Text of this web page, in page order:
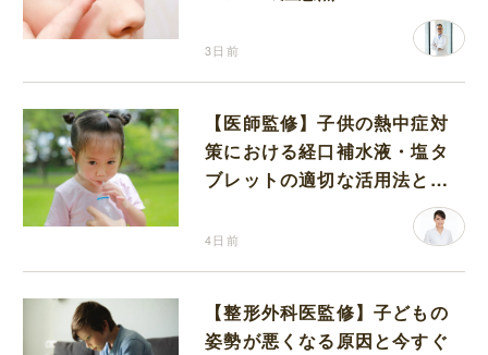
3日前
【医師監修】子供の熱中症対
策における経口補水液・塩タ
ブレットの適切な活用法と水
4日前
【整形外科医監修】子どもの
姿勢が悪くなる原因と今すぐ